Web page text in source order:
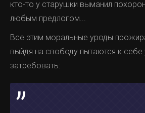
кто-то у старушки выманил
любым предлогом...
Все этим моральные уроды
выйдя на свободу пытаются к
затребовать: